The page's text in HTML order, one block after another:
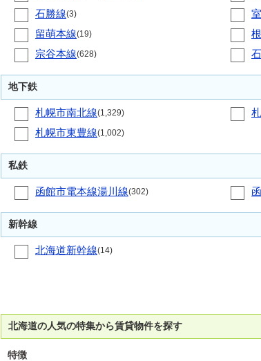
石勝線(3)
留萌本線(19)
宗谷本線(628)
地下鉄
札幌市南北線(1,329)
札幌市東豊線(1,002)
私鉄
函館市電本線湯川線(302)
新幹線
北海道新幹線(14)
北海道の人気の特集から賃貸物件を探す
特徴